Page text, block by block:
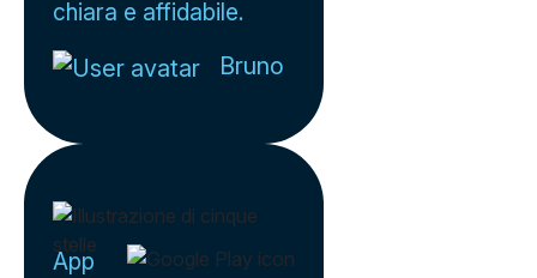
chiara e affidabile.
Bruno
App